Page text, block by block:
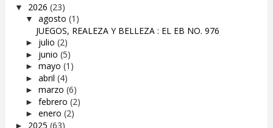
▼ 2026 (23)
▼ agosto (1)
JUEGOS, REALEZA Y BELLEZA : EL EB NO. 976
► julio (2)
► junio (5)
► mayo (1)
► abril (4)
► marzo (6)
► febrero (2)
► enero (2)
► 2025 (63)